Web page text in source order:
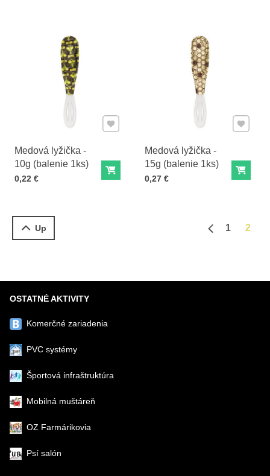
Medová lyžička -
10g (balenie 1ks)
Cena s DPH
0,22 € Do košíka
Pridať k Obľúbeným
Medová lyžička -
15g (balenie 1ks)
Cena s DPH
0,27 € Do
Pridať
Up 1 2
OSTATNÉ AKTIVITY
Komerčné zariadenia
PVC systémy
Športová infraštruktúra
Mobilná muštáreň
OZ Farmárikovia
Psí salón